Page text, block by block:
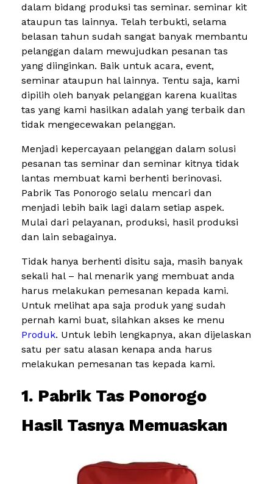
dalam bidang produksi tas seminar. seminar kit
ataupun tas lainnya. Telah terbukti, selama
belasan tahun sudah sangat banyak membantu
pelanggan dalam mewujudkan pesanan tas
yang diinginkan. Baik untuk acara, event,
seminar ataupun hal lainnya. Tentu saja, kami
dipilih oleh banyak pelanggan karena kualitas
tas yang kami hasilkan adalah yang terbaik dan
tidak mengecewakan pelanggan.
Menjadi kepercayaan pelanggan dalam solusi
pesanan tas seminar dan seminar kitnya tidak
lantas membuat kami berhenti berinovasi.
Pabrik Tas Ponorogo selalu mencari dan
menjadi lebih baik lagi dalam setiap aspek.
Mulai dari pelayanan, produksi, hasil produksi
dan lain sebagainya.
Tidak hanya berhenti disitu saja, masih banyak
sekali hal – hal menarik yang membuat anda
harus melakukan pemesanan kepada kami.
Untuk melihat apa saja produk yang sudah
pernah kami buat, silahkan akses ke menu
Produk. Untuk lebih lengkapnya, akan dijelaskan
satu per satu alasan kenapa anda harus
melakukan pemesanan tas kepada kami.
1. Pabrik Tas Ponorogo
Hasil Tasnya Memuaskan